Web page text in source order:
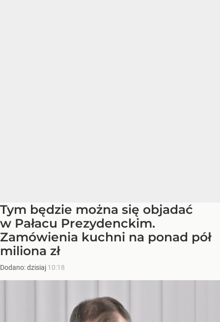
Tym będzie można się objadać
w Pałacu Prezydenckim.
Zamówienia kuchni na ponad pół
miliona zł
Dodano:dzisiaj 10:18